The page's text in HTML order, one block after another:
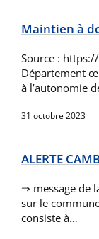
Maintien à
Source :
Département
à l’autonomie
31 octobre 2023
ALERTE
⇒ message de
sur le
consiste à…